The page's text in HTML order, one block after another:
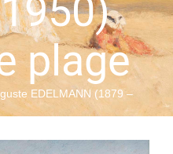
plage
EDELMANN (1879 –